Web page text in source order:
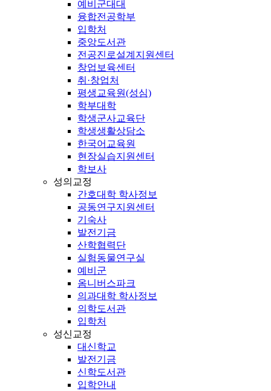
예비군대대
융합전공학부
입학처
중앙도서관
전공진로설계지원센터
창업보육센터
취·창업처
평생교육원(성심)
학부대학
학생군사교육단
학생생활상담소
한국어교육원
현장실습지원센터
학보사
성의교정
간호대학 학사정보
공동연구지원센터
기숙사
발전기금
산학협력단
실험동물연구실
예비군
옴니버스파크
의과대학 학사정보
의학도서관
입학처
성신교정
대신학교
발전기금
신학도서관
입학안내